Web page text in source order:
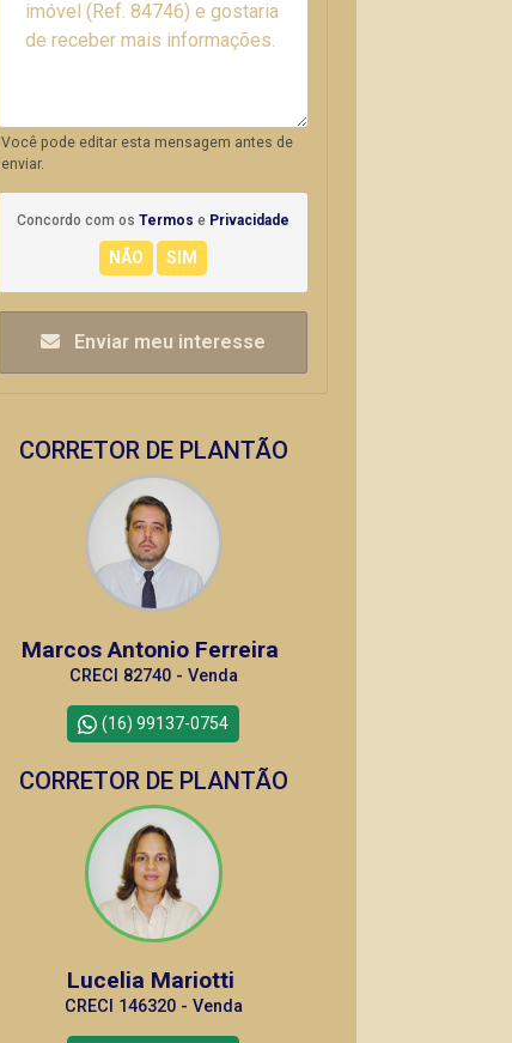
Você pode editar esta mensagem antes de
enviar.
Concordo com os Termos e Privacidade
Enviar meu interesse
CORRETOR DE PLANTÃO
Marcos Antonio Ferreira
CRECI 82740 - Venda
(16) 99137-0754
CORRETOR DE PLANTÃO
Lucelia Mariotti
CRECI 146320 - Venda